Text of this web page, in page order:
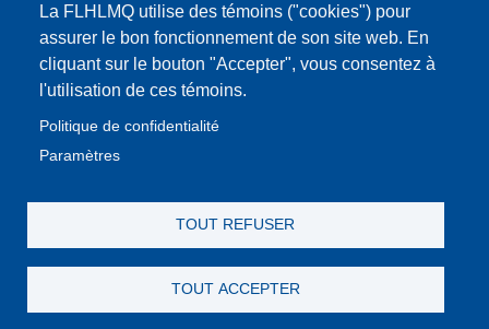
Nous contacter:
info@flhlmq.com
1-800-566-9662
MENU DU COMPTE DE L'UTILISATEUR
La FLHLMQ utilise des témoins ("cookies") pour
assurer le bon fonctionnement de son site web. En
cliquant sur le bouton "Accepter", vous consentez à
l'utilisation de ces témoins.
Politique de confidentialité
Paramètres
TOUT REFUSER
TOUT ACCEPTER